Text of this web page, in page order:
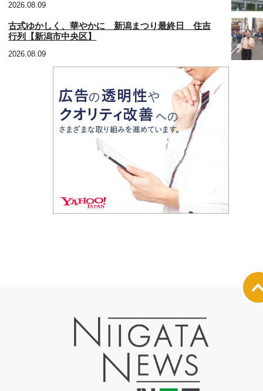
2026.08.09
古式ゆかしく、華やかに 新潟まつり最終日 住吉
行列【新潟市中央区】
2026.08.09